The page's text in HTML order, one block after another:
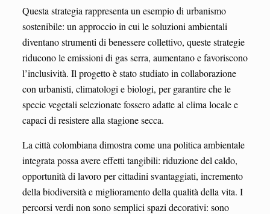
Questa strategia rappresenta un esempio di urbanismo
sostenibile: un approccio in cui le soluzioni ambientali
diventano strumenti di benessere collettivo, queste strategie
riducono le emissioni di gas serra, aumentano e favoriscono
l’inclusività. Il progetto è stato studiato in collaborazione
con urbanisti, climatologi e biologi, per garantire che le
specie vegetali selezionate fossero adatte al clima locale e
capaci di resistere alla stagione secca.
La città colombiana dimostra come una politica ambientale
integrata possa avere effetti tangibili: riduzione del caldo,
opportunità di lavoro per cittadini svantaggiati, incremento
della biodiversità e miglioramento della qualità della vita. I
percorsi verdi non sono semplici spazi decorativi: sono